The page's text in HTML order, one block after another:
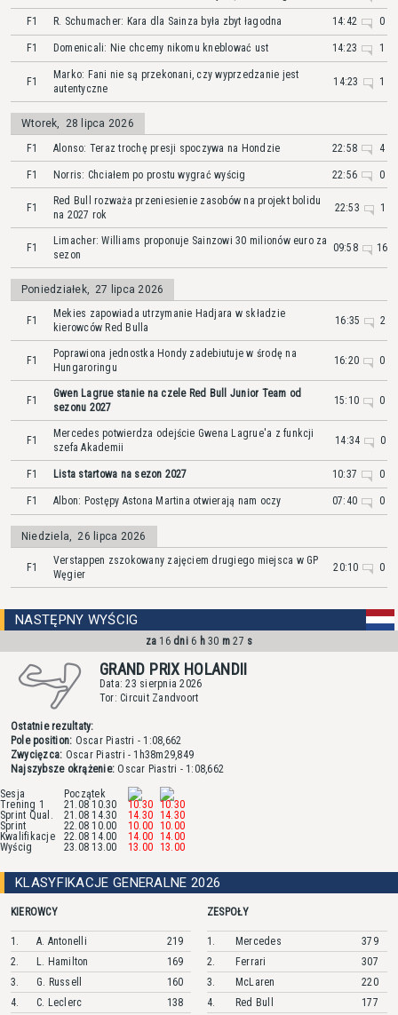
F1 R. Schumacher: Kara dla Sainza była zbyt łagodna 14:42 0
F1 Domenicali: Nie chcemy nikomu kneblować ust 14:23 1
F1
Marko: Fani nie są przekonani, czy wyprzedzanie jest
autentyczne
14:23 1
Wtorek,
28 lipca 2026
F1
Alonso: Teraz trochę presji spoczywa na Hondzie 22:58 4
F1 Norris: Chciałem po prostu wygrać wyścig 22:56 0
F1
Red Bull rozważa przeniesienie zasobów na projekt bolidu
na 2027 rok
22:53 1
F1
Limacher: Williams proponuje Sainzowi 30 milionów euro za
sezon
09:58 16
Poniedziałek, 27 lipca 2026
F1
Mekies zapowiada utrzymanie Hadjara w składzie
kierowców Red Bulla
16:35 2
F1
Poprawiona jednostka Hondy zadebiutuje w środę na
Hungaroringu
16:20 0
F1
Gwen Lagrue stanie na czele Red Bull Junior Team od
sezonu 2027
15:10 0
F1
Mercedes potwierdza odejście Gwena Lagrue'a z funkcji
szefa Akademii
14:34 0
F1 Lista startowa na sezon 2027 10:37 0
F1 Albon: Postępy Astona Martina otwierają nam oczy 07:40 0
Niedziela, 26 lipca 2026
F1
Verstappen zszokowany zajęciem drugiego miejsca w GP
Węgier
20:10 0
NASTĘPNY WYŚCIG
za 16 dni6 h30 m 27 s
GRAND PRIX HOLANDII
Data: 23 sierpnia 2026
Tor: Circuit Zandvoort
Ostatnie rezultaty:
Pole position: Oscar Piastri - 1:08,662
Zwycięzca: Oscar Piastri- 1h38m29,849
Najszybsze okrążenie: Oscar Piastri - 1:08,662
Sesja
Początek
Trening 1
21.08 10.30
Sprint Qual.
21.08 14.30
Sprint
22.08 10.00
Kwalifikacje
22.08 14.00
Wyścig
23.08 13.00
10.30
14.30
10.00
14.00
13.00
10.30
14.30
10.00
14.00
13.00
KLASYFIKACJE GENERALNE 2026
KIEROWCY
1. A. Antonelli
219
2.
L. Hamilton
169
3.
G. Russell
160
4.
C. Leclerc
138
ZESPOŁY
1. Mercedes
379
2.
Ferrari
307
3.
McLaren
220
4.
Red Bull
177